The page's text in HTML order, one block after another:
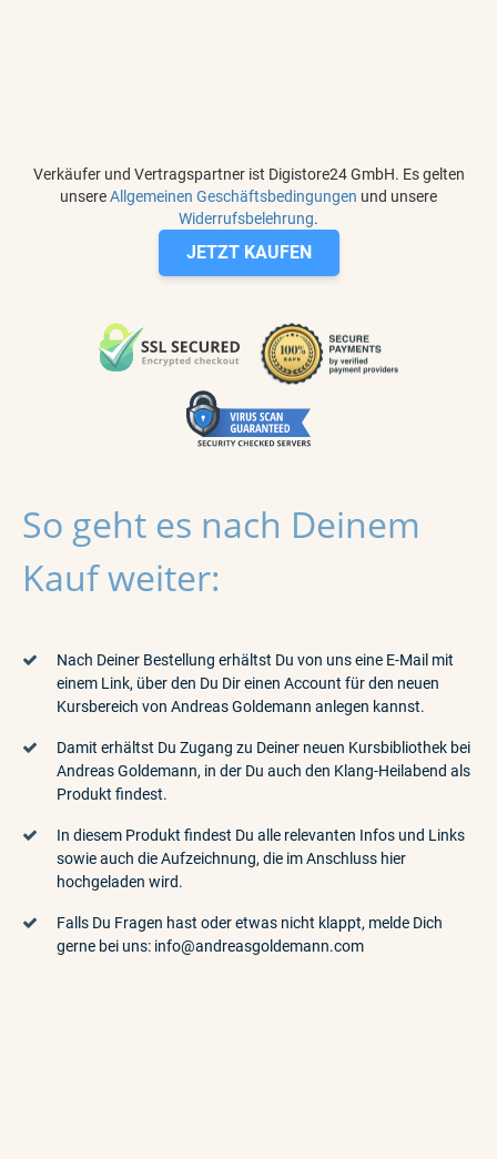
Verkäufer und Vertragspartner ist Digistore24 GmbH. Es gelten
unsereAllgemeinen Geschäftsbedingungen und unsere
Widerrufsbelehrung.
JETZT KAUFEN
So geht es nach Deinem
Kauf weiter:
Nach Deiner Bestellung erhältst Du von uns eine E-Mail mit
einem Link, über den Du Dir einen Account für den neuen
Kursbereich von Andreas Goldemann anlegen kannst.
Damit erhältst Du Zugang zu Deiner neuen Kursbibliothek bei
Andreas Goldemann, in der Du auch den Klang-Heilabend als
Produkt findest.
In diesem Produkt findest Du alle relevanten Infos und Links
sowie auch die Aufzeichnung, die im Anschluss hier
hochgeladen wird.
Falls Du Fragen hast oder etwas nicht klappt, melde Dich
gerne bei uns: info@andreasgoldemann.com